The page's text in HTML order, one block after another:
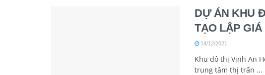
DỰ ÁN KHU
TẠO LẬP
14/12/2021
Khu đô thị Vịnh An
trung tâm thị trấn ...